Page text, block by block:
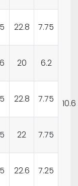
10.6
22.8 7.75
20 6.2
22.8 7.75
22 7.75
22.6 7.25